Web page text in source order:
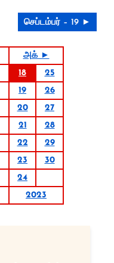
செப்டம்பர் – 19 ►
அக் ►
18
25
19
26
20
27
21
28
22
29
23
30
24
2023